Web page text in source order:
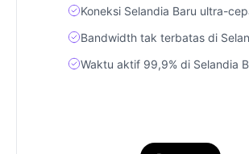
Koneksi Selandia Baru ultra-
Bandwidth tak terbatas di
Waktu aktif 99,9% di Selandia